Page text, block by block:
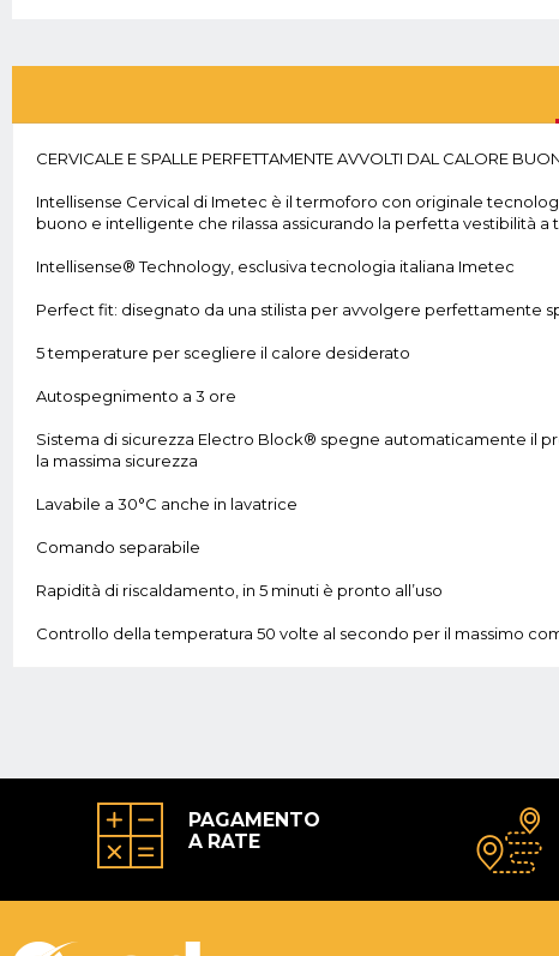
CERVICALE E SPALLE PERFETTAMENTE AVVOLTI DAL CALORE
Intellisense Cervical di Imetec è il termoforo con originale
buono e intelligente che rilassa assicurando la perfetta vestibilità
Intellisense® Technology, esclusiva tecnologia italiana Imetec
Perfect fit: disegnato da una stilista per avvolgere perfettamente
5 temperature per scegliere il calore desiderato
Autospegnimento a 3 ore
Sistema di sicurezza Electro Block® spegne automaticamente il
la massima sicurezza
Lavabile a 30°C anche in lavatrice
Comando separabile
Rapidità di riscaldamento, in 5 minuti è pronto all’uso
Controllo della temperatura 50 volte al secondo per il massimo
PAGAMENTO
A RATE